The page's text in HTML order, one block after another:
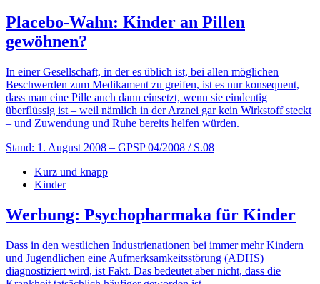
Placebo-Wahn: Kinder an Pillen
gewöhnen?
In einer Gesellschaft, in der es üblich ist, bei allen möglichen
Beschwerden zum Medikament zu greifen, ist es nur konsequent,
dass man eine Pille auch dann einsetzt, wenn sie eindeutig
überflüssig ist – weil nämlich in der Arznei gar kein Wirkstoff steckt
– und Zuwendung und Ruhe bereits helfen würden.
Stand: 1. August 2008 – GPSP 04/2008 / S.08
Kurz und knapp
Kinder
Werbung: Psychopharmaka für Kinder
Dass in den westlichen Industrienationen bei immer mehr Kindern
und Jugendlichen eine Aufmerksamkeitsstörung (ADHS)
diagnostiziert wird, ist Fakt. Das bedeutet aber nicht, dass die